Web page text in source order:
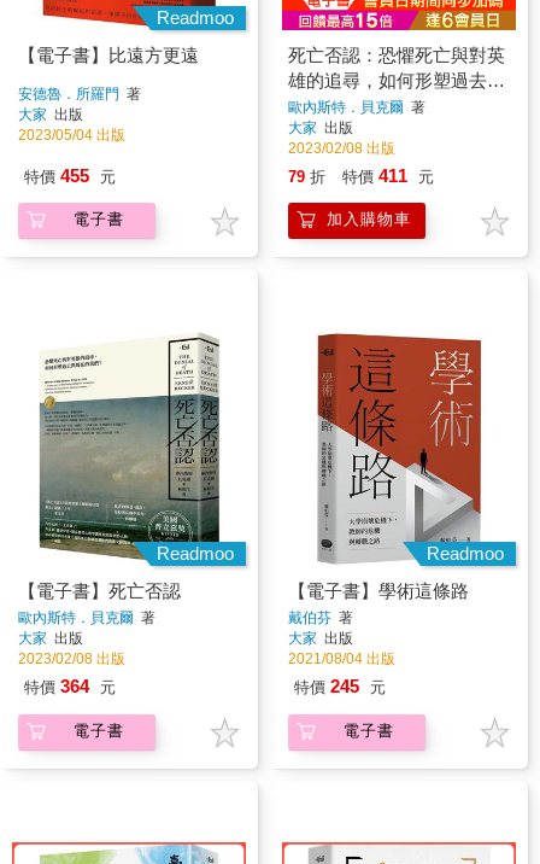
Readmoo
【電子書】比遠方更遠
安德魯．所羅門 著
大家 出版
2023/05/04 出版
特價 455 元
電子書
死亡否認：恐懼死亡與對英
雄的追尋，如何形塑過去與
現在的我們？
歐內斯特．貝克爾 著
大家 出版
2023/02/08 出版
79 折 特價 411 元
加入購物車
Readmoo
【電子書】死亡否認
歐內斯特．貝克爾 著
大家 出版
2023/02/08 出版
特價 364 元
電子書
Readmoo
【電子書】學術這條路
戴伯芬 著
大家 出版
2021/08/04 出版
特價 245 元
電子書